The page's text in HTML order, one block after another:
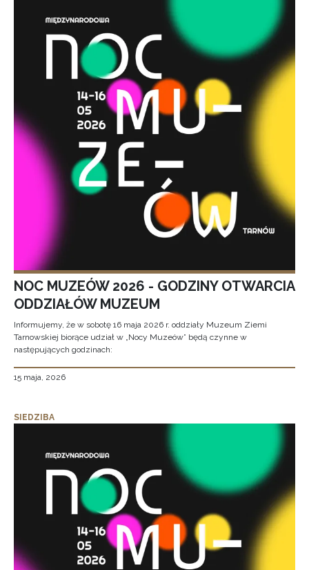
NOC MUZEÓW 2026 - GODZINY OTWARCIA
ODDZIAŁÓW MUZEUM
Informujemy, że w sobotę 16 maja 2026 r. oddziały Muzeum Ziemi
Tarnowskiej biorące udział w „Nocy Muzeów” będą czynne w
następujących godzinach:
15 maja, 2026
SIEDZIBA